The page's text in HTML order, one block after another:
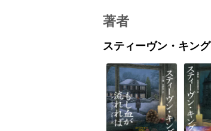
著者
スティーヴン・キング